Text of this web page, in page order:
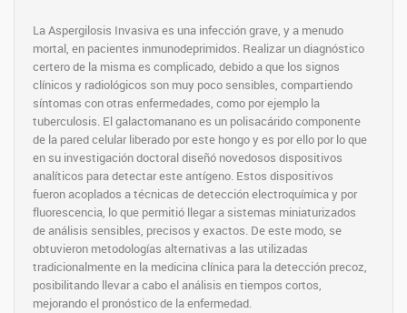
La Aspergilosis Invasiva es una infección grave, y a menudo
mortal, en pacientes inmunodeprimidos. Realizar un diagnóstico
certero de la misma es complicado, debido a que los signos
clínicos y radiológicos son muy poco sensibles, compartiendo
síntomas con otras enfermedades, como por ejemplo la
tuberculosis. El galactomanano es un polisacárido componente
de la pared celular liberado por este hongo y es por ello por lo que
en su investigación doctoral diseñó novedosos dispositivos
analíticos para detectar este antígeno. Estos dispositivos
fueron acoplados a técnicas de detección electroquímica y por
fluorescencia, lo que permitió llegar a sistemas miniaturizados
de análisis sensibles, precisos y exactos. De este modo, se
obtuvieron metodologías alternativas a las utilizadas
tradicionalmente en la medicina clínica para la detección precoz,
posibilitando llevar a cabo el análisis en tiempos cortos,
mejorando el pronóstico de la enfermedad.